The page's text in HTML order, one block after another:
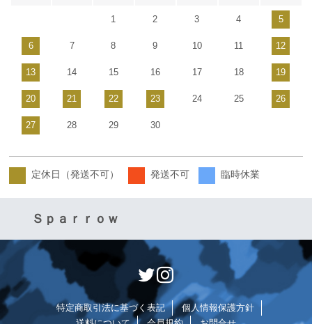
1 2 3 4 5
6 7 8 9 10 11 12
13 14 15 16 17 18 19
20 21 22 23 24 25 26
27 28 29 30
定休日（発送不可） 発送不可 臨時休業
Ｓｐａｒｒｏｗ
特定商取引法に基づく表記
個人情報保護方針